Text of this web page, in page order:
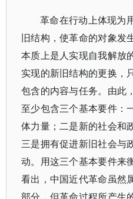
革命在行动上体现为
旧结构，使革命的对象发
本质上是人实现自我解放
实现的新旧结构的更换，
包含的内容与任务。由此
至少包含三个基本要件：
体力量；二是新的社会和
三是拥有促进新旧社会与
动。用这三个基本要件来
看出，中国近代革命虽然